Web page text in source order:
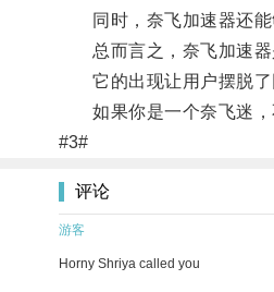
同时，奈飞加速器还能
总而言之，奈飞加速器
它的出现让用户摆脱了
如果你是一个奈飞迷，
#3#
评论
游客
Horny Shriya called you